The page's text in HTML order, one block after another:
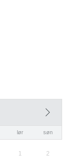
lør søn
1 2